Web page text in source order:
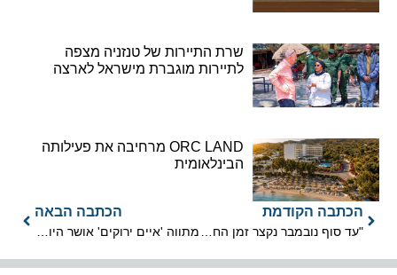
שרת התיירות של טנזניה מצפה
לתיירות מוגברת מישראל לארצה
ORC LAND מרחיבה את פעילותה
הבינלאומית
הכתבה הקודמת הכתבה הבאה